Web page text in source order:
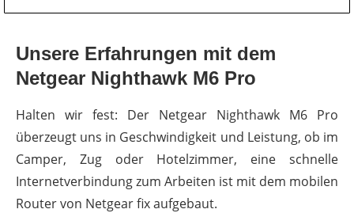
Unsere Erfahrungen mit dem
Netgear Nighthawk M6 Pro
Halten wir fest: Der Netgear Nighthawk M6 Pro
überzeugt uns in Geschwindigkeit und Leistung, ob im
Camper, Zug oder Hotelzimmer, eine schnelle
Internetverbindung zum Arbeiten ist mit dem mobilen
Router von Netgear fix aufgebaut.